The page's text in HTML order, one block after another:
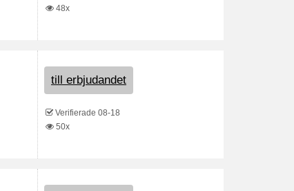
48x
till erbjudandet
Verifierade 08-18
50x